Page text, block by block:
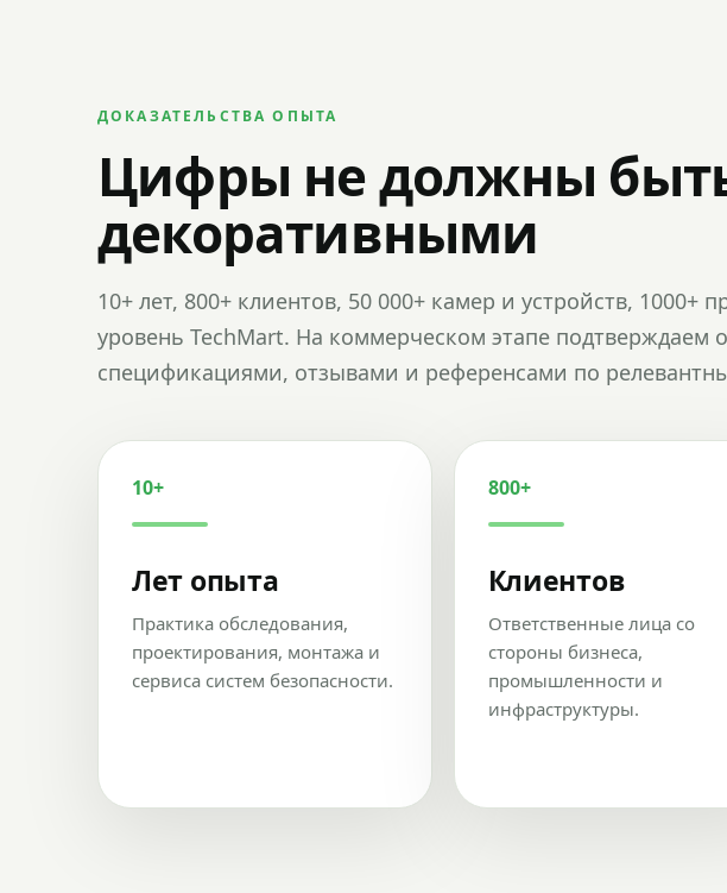
ДОКАЗАТЕЛЬСТВА ОПЫТА
Цифры не должны
декоративными
10+ лет, 800+ клиентов, 50 000+ камер и устройств, 1000+
уровень TechMart. На коммерческом этапе подтверждаем
спецификациями, отзывами и референсами по
10+
Лет опыта
Практика обследования,
проектирования, монтажа и
сервиса систем безопасности.
800+
Клиентов
Ответственные лица со
стороны бизнеса,
промышленности и
инфраструктуры.